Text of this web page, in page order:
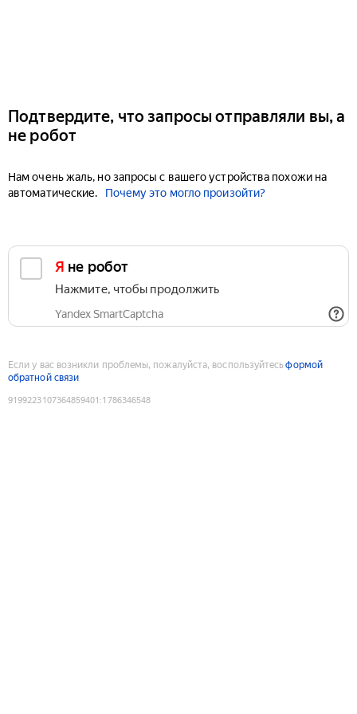
Подтвердите, что запросы отправляли вы, а
не робот
Нам очень жаль, но запросы с вашего устройства похожи на
автоматические.
Почему это могло произойти?
Я не робот
Нажмите, чтобы продолжить
Yandex SmartCaptcha
Если у вас возникли проблемы, пожалуйста, воспользуйтесьформой
обратной связи
9199223107364859401 :1786346548